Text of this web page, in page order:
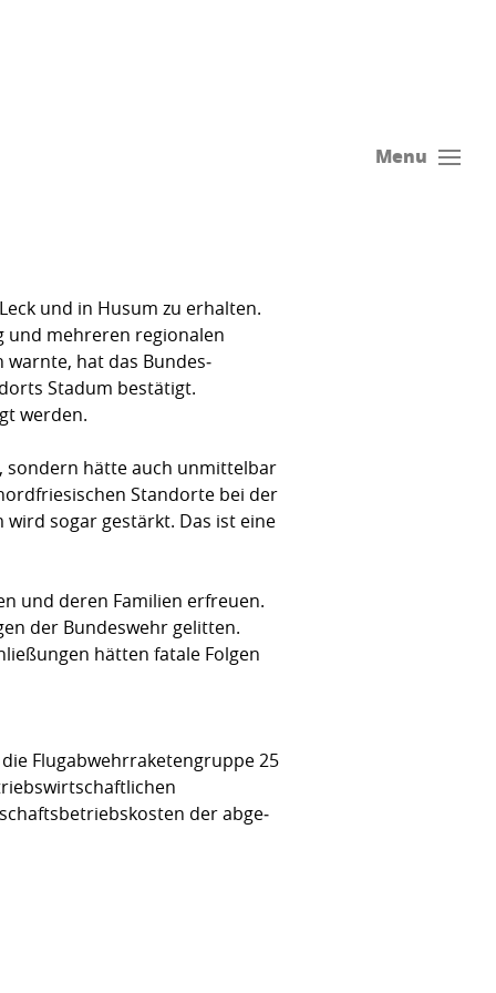
Menu
und in Husum zu erhalten.
und mehreren regionalen
warnte, hat das Bundes­
Stadum bestätigt.
werden.
sondern hätte auch unmittelbar
Standorte bei der
sogar gestärkt. Das ist eine
und deren Familien erfreuen.
der Bundeswehr gelitten.
hätten fatale Folgen
Flugabwehr­raketengruppe 25
der abge­